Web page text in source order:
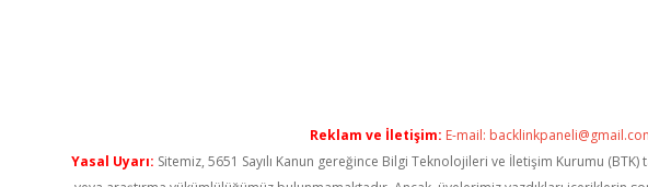
Reklam ve İletişim: E-mail:
Yasal Uyarı: Sitemiz, 5651 Sayılı Kanun gereğince Bilgi Teknolojileri ve İletişim Kurumu